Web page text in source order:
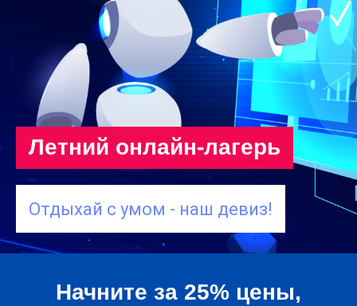
Летний онлайн-лагерь
Отдыхай с умом - наш девиз!
Начните за 25% цены,